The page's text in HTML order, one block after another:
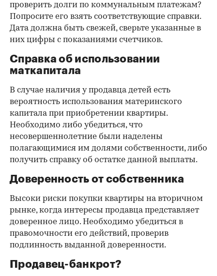
проверить долги по коммунальным платежам?
Попросите его взять соответствующие справки.
Дата должна быть свежей, сверьте указанные в
них цифры с показаниями счетчиков.
Справка об использовании
маткапитала
В случае наличия у продавца детей есть
вероятность использования материнского
капитала при приобретении квартиры.
Необходимо либо убедиться, что
несовершеннолетние были наделены
полагающимися им долями собственности, либо
получить справку об остатке данной выплаты.
Доверенность от собственника
Высоки риски покупки квартиры на вторичном
рынке, когда интересы продавца представляет
доверенное лицо. Необходимо убедиться в
правомочности его действий, проверив
подлинность выданной доверенности.
Продавец-банкрот?